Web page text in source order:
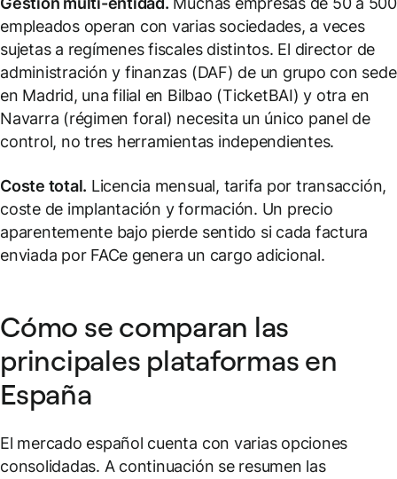
empleados operan con varias sociedades, a veces
sujetas a regímenes fiscales distintos. El director de
administración y finanzas (DAF) de un grupo con sede
en Madrid, una filial en Bilbao (TicketBAI) y otra en
Navarra (régimen foral) necesita un único panel de
control, no tres herramientas independientes.
Coste total. Licencia mensual, tarifa por transacción,
coste de implantación y formación. Un precio
aparentemente bajo pierde sentido si cada factura
enviada por FACe genera un cargo adicional.
Cómo se comparan las
principales plataformas en
España
El mercado español cuenta con varias opciones
consolidadas. A continuación se resumen las